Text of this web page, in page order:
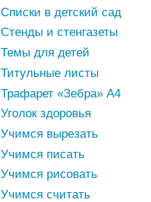
Списки в детский сад
Стенды и стенгазеты
Темы для детей
Титульные листы
Трафарет «Зебра» А4
Уголок здоровья
Учимся вырезать
Учимся писать
Учимся рисовать
Учимся считать